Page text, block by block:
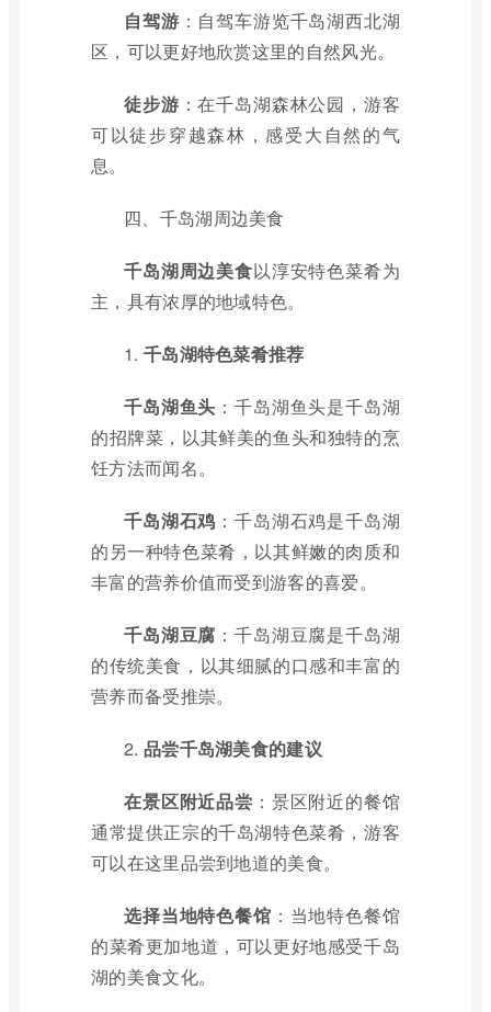
自驾游 ：自驾车游览千岛湖西北湖
区，可以更好地欣赏这里的自然风光。
徒步游 ：在千岛湖森林公园，游客
可以徒步穿越森林，感受大自然的气
息。
四、千岛湖周边美食
千岛湖周边美食以淳安特色菜肴为
主，具有浓厚的地域特色。
1. 千岛湖特色菜肴推荐
千岛湖鱼头 ：千岛湖鱼头是千岛湖
的招牌菜，以其鲜美的鱼头和独特的烹
饪方法而闻名。
千岛湖石鸡 ：千岛湖石鸡是千岛湖
的另一种特色菜肴，以其鲜嫩的肉质和
丰富的营养价值而受到游客的喜爱。
千岛湖豆腐 ：千岛湖豆腐是千岛湖
的传统美食，以其细腻的口感和丰富的
营养而备受推崇。
2. 品尝千岛湖美食的建议
在景区附近品尝 ：景区附近的餐馆
通常提供正宗的千岛湖特色菜肴，游客
可以在这里品尝到地道的美食。
选择当地特色餐馆 ：当地特色餐馆
的菜肴更加地道，可以更好地感受千岛
湖的美食文化。